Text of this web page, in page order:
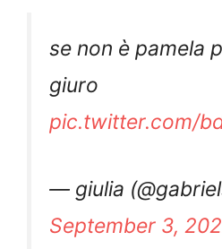
se non è pamela
giuro
pic.twitter.com/
— giulia
September 3,